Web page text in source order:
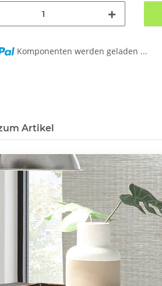
Komponenten werden geladen ...
Artikel